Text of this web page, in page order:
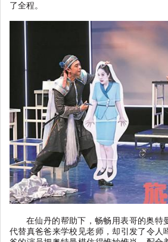
了全程。
在仙丹的帮助下，畅畅用表哥的奥特
代替真爸爸来学校见老师，却引发了令人